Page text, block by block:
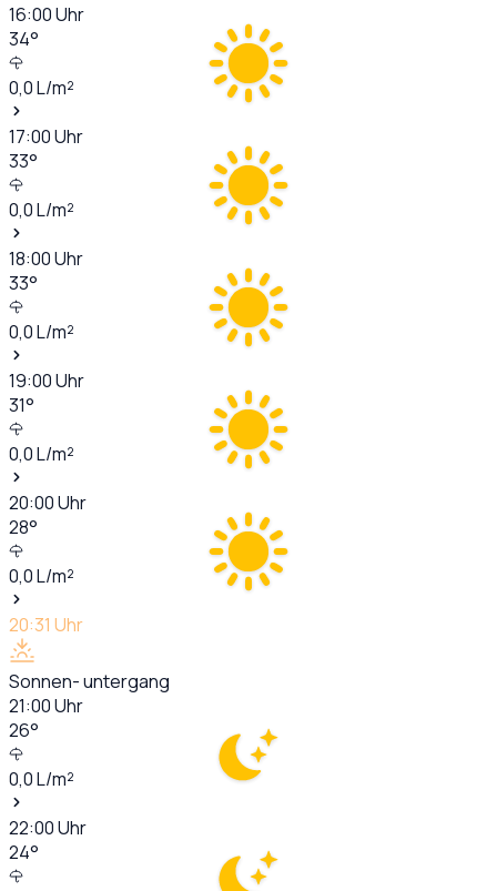
16:00Uhr
34°
0,0L/m²
17:00Uhr
33°
0,0L/m²
18:00Uhr
33°
0,0L/m²
19:00Uhr
31°
0,0L/m²
20:00Uhr
28°
0,0L/m²
20:31 Uhr
Sonnen- untergang
21:00Uhr
26°
0,0L/m²
22:00Uhr
24°